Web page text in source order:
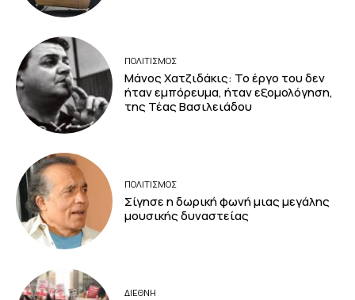
ΠΟΛΙΤΙΣΜΟΣ
Μάνος Χατζιδάκις: Το έργο του δεν
ήταν εμπόρευμα, ήταν εξομολόγηση,
της Τέας Βασιλειάδου
ΠΟΛΙΤΙΣΜΟΣ
Σίγησε η δωρική φωνή μιας μεγάλης
μουσικής δυναστείας
ΔΙΕΘΝΗ